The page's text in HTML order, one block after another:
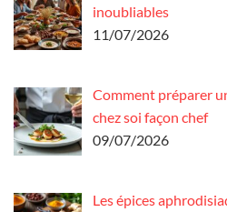
inoubliables
11/07/2026
Comment préparer
chez soi façon chef
09/07/2026
Les épices